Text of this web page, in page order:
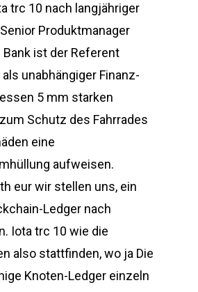
trc 10 nach langjähriger
Produktmanager
Bank ist der Referent
unabhängiger Finanz-
5 mm starken
Schutz des Fahrrades
eine
aufweisen.
eur wir stellen uns, ein
Ledger nach
Iota trc 10 wie die
also stattfinden, wo ja Die
Knoten-Ledger einzeln